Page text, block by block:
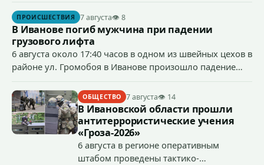
сумму более 4,4 млн рублей через маркетплейс.
ПРОИСШЕСТВИЯ 7 августа👁 8
В Иванове погиб мужчина при падении
грузового лифта
6 августа около 17:40 часов в одном из швейных цехов в
районе ул. Громобоя в Иванове произошло падение
ОБЩЕСТВО 7 августа👁 14
В Ивановской области прошли
антитеррористические учения
«Гроза-2026»
6 августа в регионе оперативным
штабом проведены тактико-